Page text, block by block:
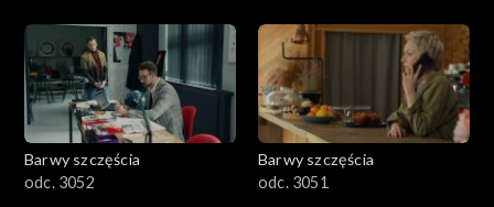
Barwy szczęścia
odc. 3052
Barwy szczęścia
odc. 3051